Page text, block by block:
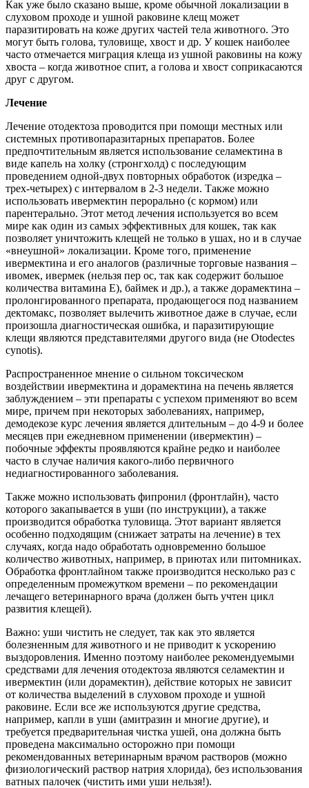
Как уже было сказано выше, кроме обычной локализации в
слуховом проходе и ушной раковине клещ может
паразитировать на коже других частей тела животного. Это
могут быть голова, туловище, хвост и др. У кошек наиболее
часто отмечается миграция клеща из ушной раковины на кожу
хвоста – когда животное спит, а голова и хвост соприкасаются
друг с другом.
Лечение
Лечение отодектоза проводится при помощи местных или
системных противопаразитарных препаратов. Более
предпочтительным является использование селамектина в
виде капель на холку (стронгхолд) с последующим
проведением одной-двух повторных обработок (изредка –
трех-четырех) с интервалом в 2-3 недели. Также можно
использовать ивермектин перорально (с кормом) или
парентерально. Этот метод лечения используется во всем
мире как один из самых эффективных для кошек, так как
позволяет уничтожить клещей не только в ушах, но и в случае
«внеушной» локализации. Кроме того, применение
ивермектина и его аналогов (различные торговые названия –
ивомек, ивермек (нельзя пер ос, так как содержит большое
количества витамина Е), баймек и др.), а также дорамектина –
пролонгированного препарата, продающегося под названием
дектомакс, позволяет вылечить животное даже в случае, если
произошла диагностическая ошибка, и паразитирующие
клещи являются представителями другого вида (не Otodectes
cynotis).
Распространенное мнение о сильном токсическом
воздействии ивермектина и дорамектина на печень является
заблуждением – эти препараты с успехом применяют во всем
мире, причем при некоторых заболеваниях, например,
демодекозе курс лечения является длительным – до 4-9 и более
месяцев при ежедневном применении (ивермектин) –
побочные эффекты проявляются крайне редко и наиболее
часто в случае наличия какого-либо первичного
недиагностированного заболевания.
Также можно использовать фипронил (фронтлайн), часто
которого закапывается в уши (по инструкции), а также
производится обработка туловища. Этот вариант является
особенно подходящим (снижает затраты на лечение) в тех
случаях, когда надо обработать одновременно большое
количество животных, например, в приютах или питомниках.
Обработка фронтлайном также производится несколько раз с
определенным промежутком времени – по рекомендации
лечащего ветеринарного врача (должен быть учтен цикл
развития клещей).
Важно: уши чистить не следует, так как это является
болезненным для животного и не приводит к ускорению
выздоровления. Именно поэтому наиболее рекомендуемыми
средствами для лечения отодектоза являются селамектин и
ивермектин (или дорамектин), действие которых не зависит
от количества выделений в слуховом проходе и ушной
раковине. Если все же используются другие средства,
например, капли в уши (амитразин и многие другие), и
требуется предварительная чистка ушей, она должна быть
проведена максимально осторожно при помощи
рекомендованных ветеринарным врачом растворов (можно
физиологический раствор натрия хлорида), без использования
ватных палочек (чистить ими уши нельзя!).